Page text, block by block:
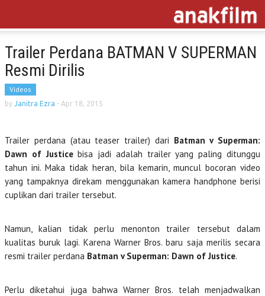
Trailer Perdana BATMAN V SUPERMAN
Resmi Dirilis
Videos
by Janitra Ezra - Apr 18, 2015
Trailer perdana (atau teaser trailer) dari Batman v Superman:
Dawn of Justicebisa jadi adalah trailer yang paling ditunggu
tahun ini. Maka tidak heran, bila kemarin, muncul bocoran video
yang tampaknya direkam menggunakan kamera handphone berisi
cuplikan dari trailer tersebut.
Namun, kalian tidak perlu menonton trailer tersebut dalam
kualitas buruk lagi. Karena Warner Bros. baru saja merilis secara
resmi trailer perdana Batman v Superman: Dawn of Justice.
Perlu diketahui juga bahwa Warner Bros. telah menjadwalkan